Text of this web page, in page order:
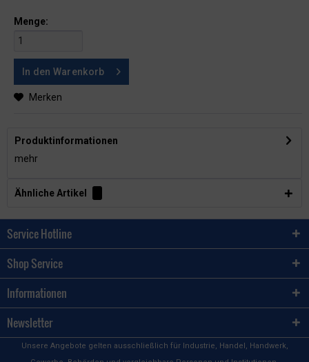
Menge:
In den Warenkorb
Merken
Produktinformationen
mehr
Ähnliche Artikel
Service Hotline
Shop Service
Informationen
Newsletter
Unsere Angebote gelten ausschließlich für Industrie, Handel, Handwerk,